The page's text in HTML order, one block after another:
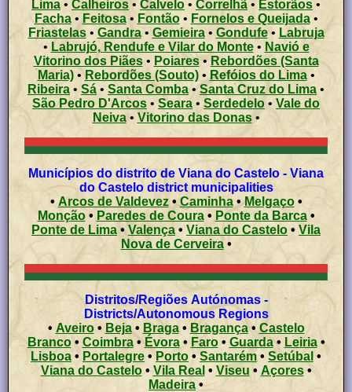
Lima • Calheiros • Calvelo • Correlhã • Estorãos •
Facha•Feitosa• Fontão• Fornelos e Queijada•
Friastelas•Gandra• Gemieira• Gondufe • Labruja
• Labrujó, Rendufe e Vilar do Monte• Navió e
Vitorino dos Piães• Poiares• Rebordões (Santa
Maria)• Rebordões (Souto)•Refóios do Lima•
Ribeira • Sá• Santa Comba•Santa Cruz do Lima •
São Pedro D'Arcos • Seara •Serdedelo• Vale do
Neiva• Vitorino das Donas•
Municípios do distrito de Viana do Castelo - Viana
do Castelo district municipalities
• Arcos de Valdevez•Caminha•Melgaço•
Monção• Paredes de Coura• Ponte da Barca•
Ponte de Lima • Valença • Viana do Castelo • Vila
Nova de Cerveira•
Distritos/Regiões Autónomas -
Districts/Autonomous Regions
• Aveiro• Beja• Braga• Bragança•Castelo
Branco• Coimbra• Évora• Faro• Guarda• Leiria•
Lisboa • Portalegre • Porto• Santarém • Setúbal •
Viana do Castelo•Vila Real • Viseu • Açores •
Madeira •